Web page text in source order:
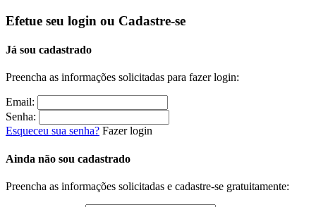
Efetue seu login ou Cadastre-se
Já sou cadastrado
Preencha as informações solicitadas para fazer login:
Email:
Senha:
Esqueceu sua senha? Fazer login
Ainda não sou cadastrado
Preencha as informações solicitadas e cadastre-se gratuitamente: